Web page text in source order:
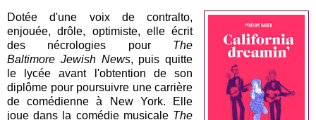
Dotée d'une voix de contralto,
enjouée, drôle, optimiste, elle écrit
des nécrologies pour The
Baltimore Jewish News, puis quitte
le lycée avant l'obtention de son
diplôme pour poursuivre une carrière
de comédienne à New York. Elle
joue dans la comédie musicale The